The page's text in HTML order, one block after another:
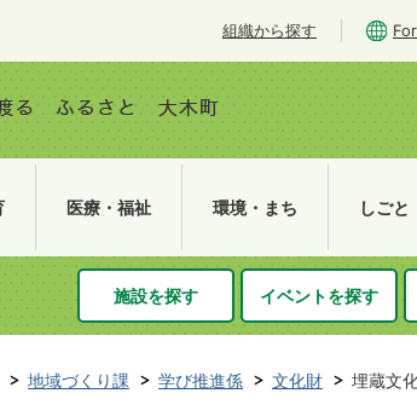
組織から探す
医療・福祉 環境・まち しごと
施設を探す イベントを探す
地域づくり課 学び推進係 文化財 埋蔵文